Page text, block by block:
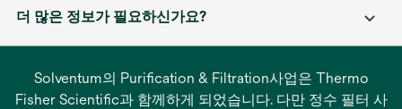
더 많은 정보가 필요하신가요?
Solventum의 Purification & Filtration사업은 Thermo
Fisher Scientific과 함께하게 되었습니다. 다만 정수 필터 사